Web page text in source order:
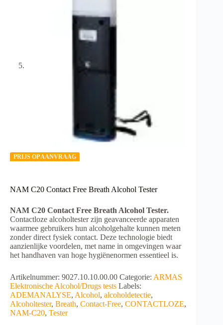
PRIJS OP AANVRAAG
NAM C20 Contact Free Breath Alcohol Tester
NAM C20 Contact Free Breath Alcohol Tester.
Contactloze alcoholtester zijn geavanceerde apparaten
waarmee gebruikers hun alcoholgehalte kunnen meten
zonder direct fysiek contact. Deze technologie biedt
aanzienlijke voordelen, met name in omgevingen waar
het handhaven van hoge hygiënenormen essentieel is.
Artikelnummer: 9027.10.10.00.00 Categorie: ARMAS
Elektronische Alcohol/Drugs tests Labels:
ADEMANALYSE, Alcohol, alcoholdetectie,
Alcoholtester, Breath, Contact-Free, CONTACTLOZE,
NAM-C20, Tester